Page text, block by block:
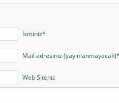
İsminiz*
Mail adresiniz
Web Siteniz